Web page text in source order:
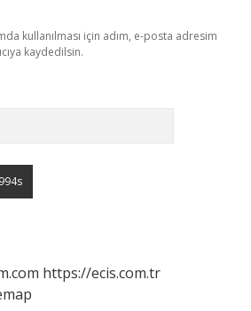
kullanılması için adım, e-posta adresim
kaydedilsin.
https://ecis.com.tr